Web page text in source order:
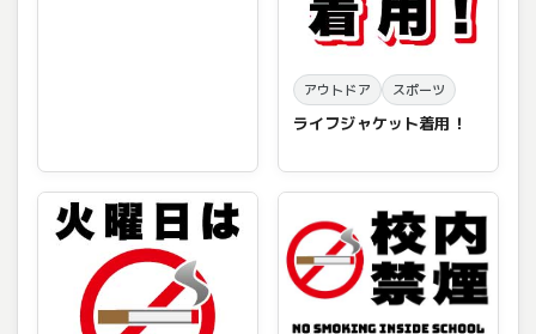
アウトドア スポーツ
ライフジャケット着用！